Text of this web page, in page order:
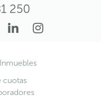
250
cuotas